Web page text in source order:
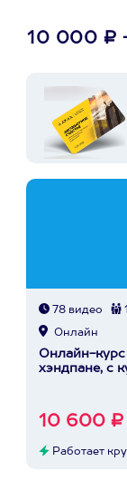
10 000 ₽
78 видео
Онлайн
Онлайн-курс
хэндпане, с
10 600 ₽
Работает